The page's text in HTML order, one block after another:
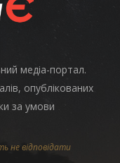
медіа-портал.
опублікованих
за умови
не відповідати